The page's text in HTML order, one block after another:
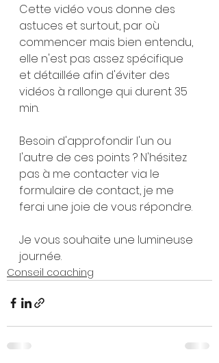
Cette vidéo vous donne des
astuces et surtout, par où
commencer mais bien entendu,
elle n'est pas assez spécifique
et détaillée afin d'éviter des
vidéos à rallonge qui durent 35
min.
Besoin d'approfondir l'un ou
l'autre de ces points ? N'hésitez
pas à me contacter via le
formulaire de contact, je me
ferai une joie de vous répondre.
Je vous souhaite une lumineuse
journée.
Conseil coaching